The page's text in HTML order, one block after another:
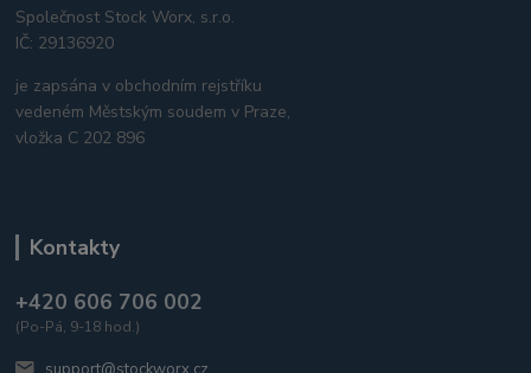
Společnost Stock Worx, s.r.o.
IČ: 29136920
je zapsána v obchodním rejstříku
vedeném Městským soudem v Praze,
vložka C 202 896
Kontakty
+420 606 706 002
(Po-Pá, 9-18 hod.)